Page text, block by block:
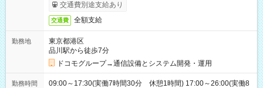
交通費別途支給あり
交通費 全額支給
勤務地
東京都港区
品川駅から徒歩7分
ドコモグループ→通信設備とシステム開発・運用
勤務時間
09:00～17:30(実働7時間30分 休憩1時間) 17:00～26:00(実働8